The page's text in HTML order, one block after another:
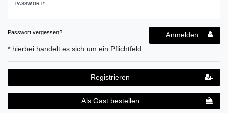
PASSWORT*
Passwort vergessen? Anmelden
Registrieren
Als Gast bestellen